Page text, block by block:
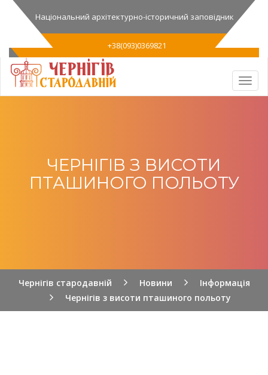
Національний архітектурно-історичний заповідник
+38(093)0369821
ЧЕРНІГІВ З ВИСОТИ
ПТАШИНОГО ПОЛЬОТУ
Чернігів стародавній Новини
Інформація
Чернігів з висоти пташиного польоту